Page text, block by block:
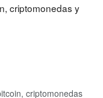
criptomonedas y
criptomonedas